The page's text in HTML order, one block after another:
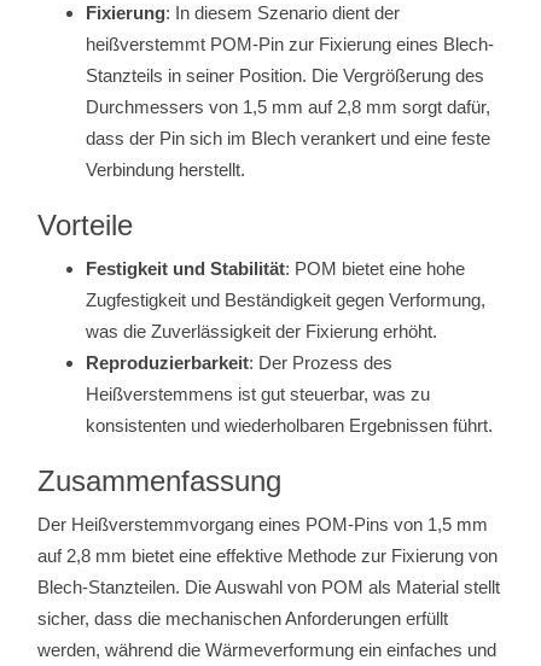
Fixierung: In diesem Szenario dient der
heißverstemmt POM-Pin zur Fixierung eines Blech-
Stanzteils in seiner Position. Die Vergrößerung des
Durchmessers von 1,5 mm auf 2,8 mm sorgt dafür,
dass der Pin sich im Blech verankert und eine feste
Verbindung herstellt.
Vorteile
Festigkeit und Stabilität: POM bietet eine hohe
Zugfestigkeit und Beständigkeit gegen Verformung,
was die Zuverlässigkeit der Fixierung erhöht.
Reproduzierbarkeit: Der Prozess des
Heißverstemmens ist gut steuerbar, was zu
konsistenten und wiederholbaren Ergebnissen führt.
Zusammenfassung
Der Heißverstemmvorgang eines POM-Pins von 1,5 mm
auf 2,8 mm bietet eine effektive Methode zur Fixierung von
Blech-Stanzteilen. Die Auswahl von POM als Material stellt
sicher, dass die mechanischen Anforderungen erfüllt
werden, während die Wärmeverformung ein einfaches und